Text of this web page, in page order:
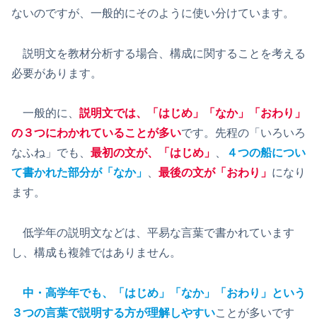
ないのですが、一般的にそのように使い分けています。
説明文を教材分析する場合、構成に関することを考える
必要があります。
一般的に、 説明文では、「はじめ」「なか」「おわり」
の３つにわかれていることが多いです。先程の「いろいろ
なふね」でも、 最初の文が、「はじめ」 、
４つの船につい
て書かれた部分が「なか」 、 最後の文が「おわり」 になり
ます。
低学年の説明文などは、平易な言葉で書かれています
し、構成も複雑ではありません。
中・高学年でも、「はじめ」「なか」「おわり」という
３つの言葉で説明する方が理解しやすいことが多いです